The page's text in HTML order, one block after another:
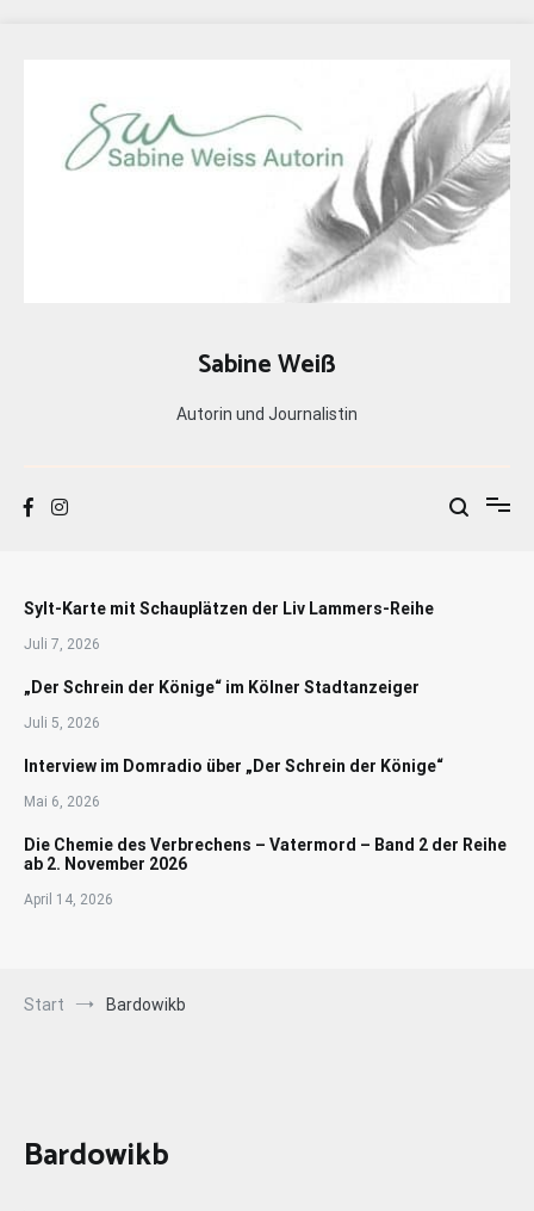
Sabine Weiß
Autorin und Journalistin
Sylt-Karte mit Schauplätzen der Liv Lammers-Reihe
Juli 7, 2026
„Der Schrein der Könige“ im Kölner Stadtanzeiger
Juli 5, 2026
Interview im Domradio über „Der Schrein der Könige“
Mai 6, 2026
Die Chemie des Verbrechens – Vatermord – Band 2 der Reihe
ab 2. November 2026
April 14, 2026
Start Bardowikb
Bardowikb